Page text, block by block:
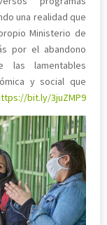
una realidad que
Ministerio de
por el abandono
lamentables
y social que
bit.ly/3juZMP9